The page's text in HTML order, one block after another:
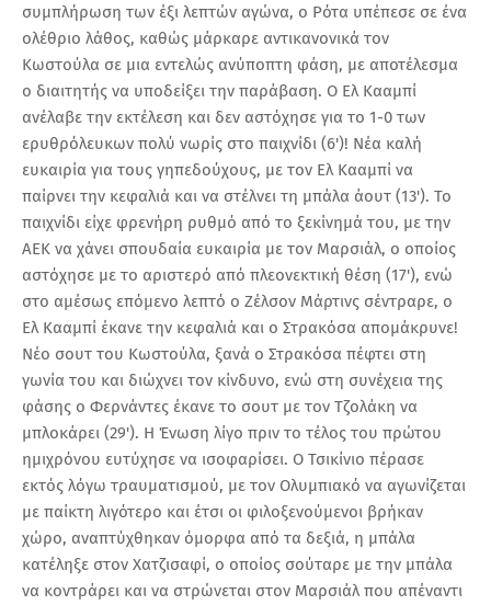
συμπλήρωση των έξι λεπτών αγώνα, ο Ρότα υπέπεσε σε ένα
ολέθριο λάθος, καθώς μάρκαρε αντικανονικά τον
Κωστούλα σε μια εντελώς ανύποπτη φάση, με αποτέλεσμα
ο διαιτητής να υποδείξει την παράβαση. Ο Ελ Κααμπί
ανέλαβε την εκτέλεση και δεν αστόχησε για το 1-0 των
ερυθρόλευκων πολύ νωρίς στο παιχνίδι (6')! Νέα καλή
ευκαιρία για τους γηπεδούχους, με τον Ελ Κααμπί να
παίρνει την κεφαλιά και να στέλνει τη μπάλα άουτ (13'). Το
παιχνίδι είχε φρενήρη ρυθμό από το ξεκίνημά του, με την
ΑΕΚ να χάνει σπουδαία ευκαιρία με τον Μαρσιάλ, ο οποίος
αστόχησε με το αριστερό από πλεονεκτική θέση (17'), ενώ
στο αμέσως επόμενο λεπτό ο Ζέλσον Μάρτινς σέντραρε, ο
Ελ Κααμπί έκανε την κεφαλιά και ο Στρακόσα απομάκρυνε!
Νέο σουτ του Κωστούλα, ξανά ο Στρακόσα πέφτει στη
γωνία του και διώχνει τον κίνδυνο, ενώ στη συνέχεια της
φάσης ο Φερνάντες έκανε το σουτ με τον Τζολάκη να
μπλοκάρει (29'). Η Ένωση λίγο πριν το τέλος του πρώτου
ημιχρόνου ευτύχησε να ισοφαρίσει. Ο Τσικίνιο πέρασε
εκτός λόγω τραυματισμού, με τον Ολυμπιακό να αγωνίζεται
με παίκτη λιγότερο και έτσι οι φιλοξενούμενοι βρήκαν
χώρο, αναπτύχθηκαν όμορφα από τα δεξιά, η μπάλα
κατέληξε στον Χατζισαφί, ο οποίος σούταρε με την μπάλα
να κοντράρει και να στρώνεται στον Μαρσιάλ που απέναντι